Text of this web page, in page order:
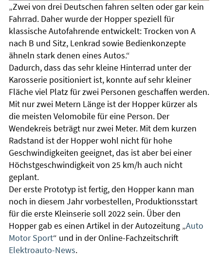
„Zwei von drei Deutschen fahren selten oder gar kein
Fahrrad. Daher wurde der Hopper speziell für
klassische Autofahrende entwickelt: Trocken von A
nach B und Sitz, Lenkrad sowie Bedienkonzepte
ähneln stark denen eines Autos.“
Dadurch, dass das sehr kleine Hinterrad unter der
Karosserie positioniert ist, konnte auf sehr kleiner
Fläche viel Platz für zwei Personen geschaffen werden.
Mit nur zwei Metern Länge ist der Hopper kürzer als
die meisten Velomobile für eine Person. Der
Wendekreis beträgt nur zwei Meter. Mit dem kurzen
Radstand ist der Hopper wohl nicht für hohe
Geschwindigkeiten geeignet, das ist aber bei einer
Höchstgeschwindigkeit von 25 km/h auch nicht
geplant.
Der erste Prototyp ist fertig, den Hopper kann man
noch in diesem Jahr vorbestellen, Produktionsstart
für die erste Kleinserie soll 2022 sein. Über den
Hopper gab es einen Artikel in der Autozeitung „Auto
Motor Sport“ und in der Online-Fachzeitschrift
Elektroauto-News.